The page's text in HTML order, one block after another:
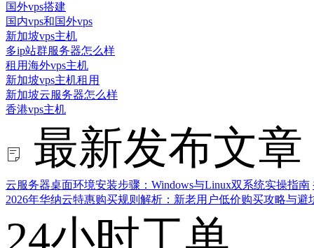
国外vps搭建
国内vps和国外vps
新加坡vps主机
多ip站群服务器怎么样
租用海外vps主机
新加坡vps主机租用
新加坡云服务器怎么样
香港vps主机
最新发布文章
云服务器桌面环境安装步骤：Windows与Linux双系统实操指南
2026年华纳云特惠购买规则解析：新老用户低价购买攻略与避
24小时工单